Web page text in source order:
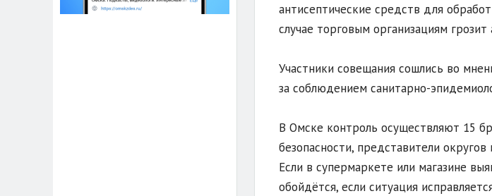
антисептические средств для
случае торговым организациям
Участники совещания сошлись во
за соблюдением санитарно-
В Омске контроль осуществляют 15
безопасности, представители
Если в супермаркете или магазине
обойдётся, если ситуация